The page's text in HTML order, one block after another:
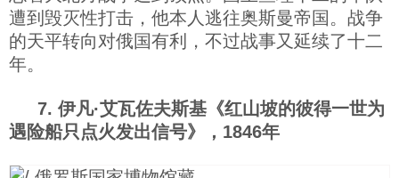
遭到毁灭性打击，他本人逃往奥斯曼帝国。战争
的天平转向对俄国有利，不过战事又延续了十二
年。
7. 伊凡·艾瓦佐夫斯基《红山坡的彼得一世为
遇险船只点火发出信号》，1846年